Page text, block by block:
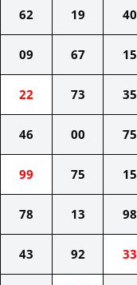
62 19 40
09 67 15
22 73 35
46 00 75
99 75 15
78 13 98
43 92 33